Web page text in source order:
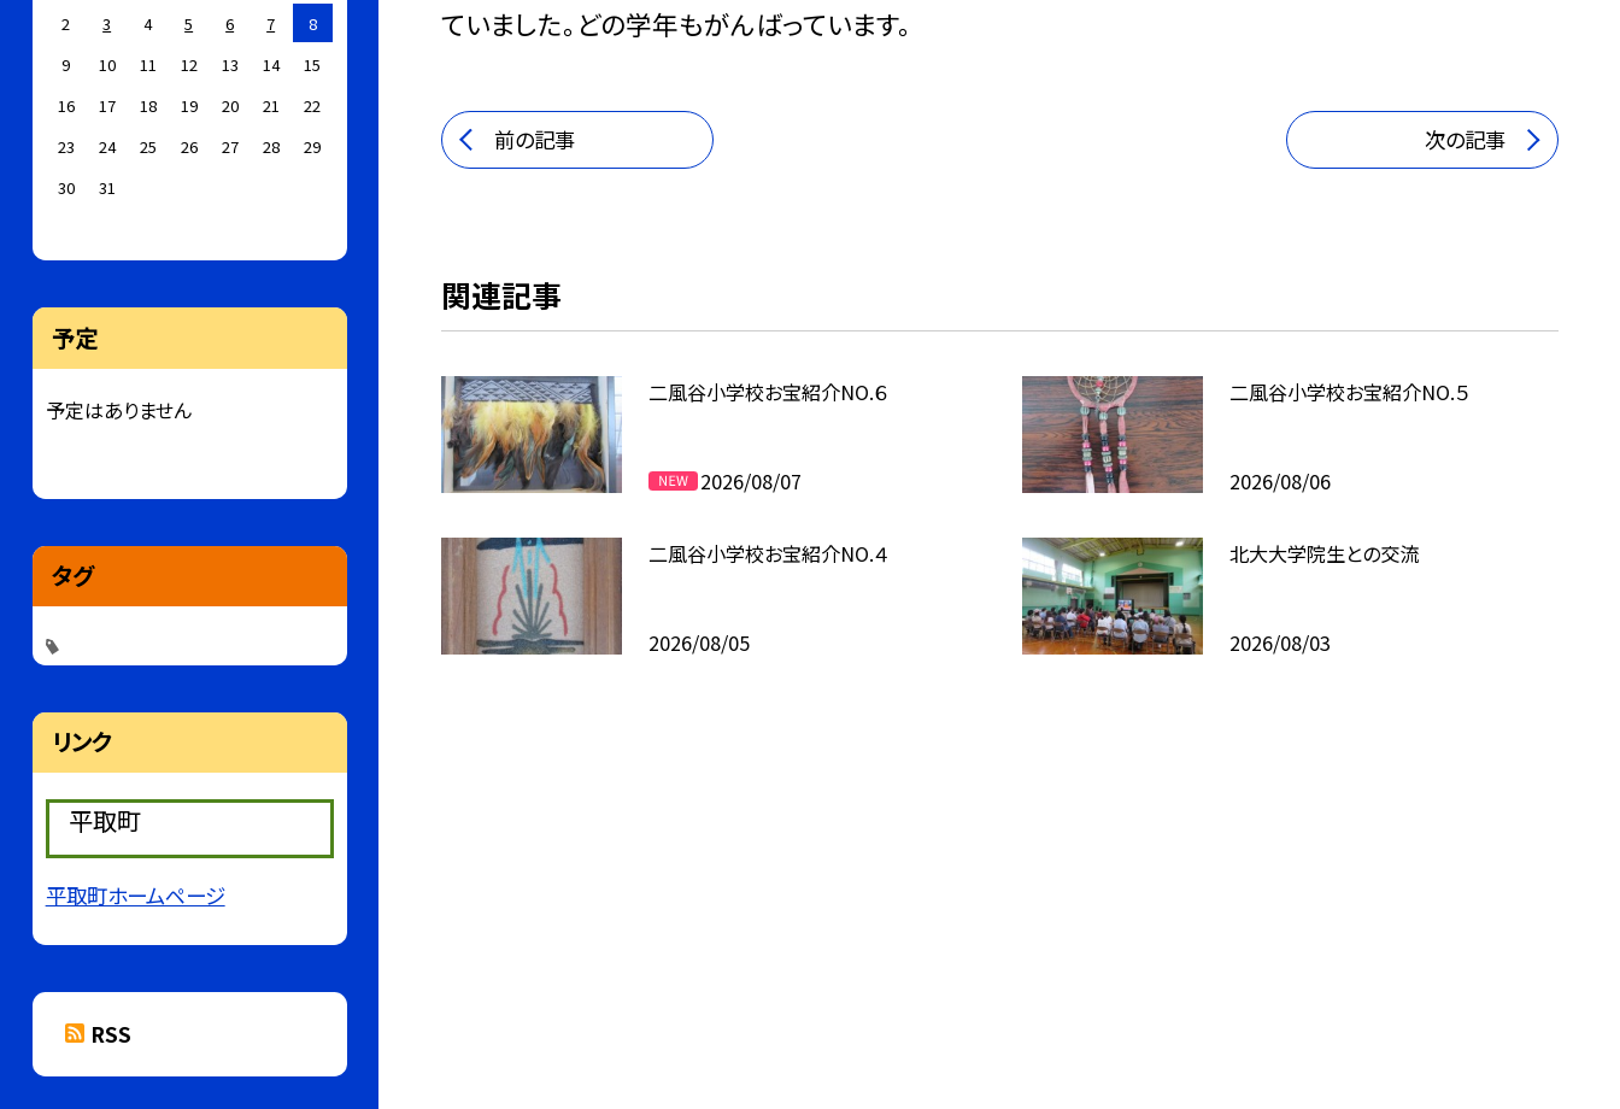
ていました。どの学年もがんばっています。
前の記事 次の記事
関連記事
二風谷小学校お宝紹介NO.６
2026/08/07
二風谷小学校お宝紹介NO.５
2026/08/06
二風谷小学校お宝紹介NO.４
2026/08/05
北大大学院生との交流
2026/08/03
2
3 4 5 6 7
8
9
10 11 12 13 14
15
16
17 18 19 20 21
22
23
24 25 26 27 28
29
30
31
予定
予定はありません
タグ
リンク
平取町
平取町ホームページ
RSS